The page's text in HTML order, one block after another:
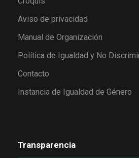
Aviso de privacidad
Manual de Organización
Política de Igualdad y No
Contacto
Instancia de Igualdad de Género
Transparencia